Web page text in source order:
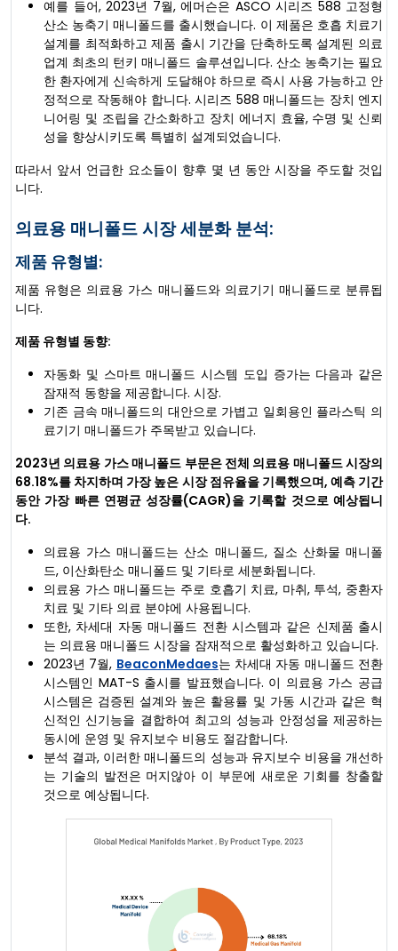
예를 들어, 2023년 7월, 에머슨은 ASCO 시리즈 588 고정형
산소 농축기 매니폴드를 출시했습니다. 이 제품은 호흡 치료기
설계를 최적화하고 제품 출시 기간을 단축하도록 설계된 의료
업계 최초의 턴키 매니폴드 솔루션입니다. 산소 농축기는 필요
한 환자에게 신속하게 도달해야 하므로 즉시 사용 가능하고 안
정적으로 작동해야 합니다. 시리즈 588 매니폴드는 장치 엔지
니어링 및 조립을 간소화하고 장치 에너지 효율, 수명 및 신뢰
성을 향상시키도록 특별히 설계되었습니다.
따라서 앞서 언급한 요소들이 향후 몇 년 동안 시장을 주도할 것입
니다.
의료용 매니폴드 시장 세분화 분석:
제품 유형별:
제품 유형은 의료용 가스 매니폴드와 의료기기 매니폴드로 분류됩
니다.
제품 유형별 동향:
자동화 및 스마트 매니폴드 시스템 도입 증가는 다음과 같은
잠재적 동향을 제공합니다. 시장.
기존 금속 매니폴드의 대안으로 가볍고 일회용인 플라스틱 의
료기기 매니폴드가 주목받고 있습니다.
2023년 의료용 가스 매니폴드 부문은 전체 의료용 매니폴드 시장의
68.18%를 차지하며 가장 높은 시장 점유율을 기록했으며, 예측 기간
동안 가장 빠른 연평균 성장률(CAGR)을 기록할 것으로 예상됩니
다.
의료용 가스 매니폴드는 산소 매니폴드, 질소 산화물 매니폴
드, 이산화탄소 매니폴드 및 기타로 세분화됩니다.
의료용 가스 매니폴드는 주로 호흡기 치료, 마취, 투석, 중환자
치료 및 기타 의료 분야에 사용됩니다.
또한, 차세대 자동 매니폴드 전환 시스템과 같은 신제품 출시
는 의료용 매니폴드 시장을 잠재적으로 활성화하고 있습니다.
2023년 7월, BeaconMedaes는 차세대 자동 매니폴드 전환
시스템인 MAT-S 출시를 발표했습니다. 이 의료용 가스 공급
시스템은 검증된 설계와 높은 활용률 및 가동 시간과 같은 혁
신적인 신기능을 결합하여 최고의 성능과 안정성을 제공하는
동시에 운영 및 유지보수 비용도 절감합니다.
분석 결과, 이러한 매니폴드의 성능과 유지보수 비용을 개선하
는 기술의 발전은 머지않아 이 부문에 새로운 기회를 창출할
것으로 예상됩니다.